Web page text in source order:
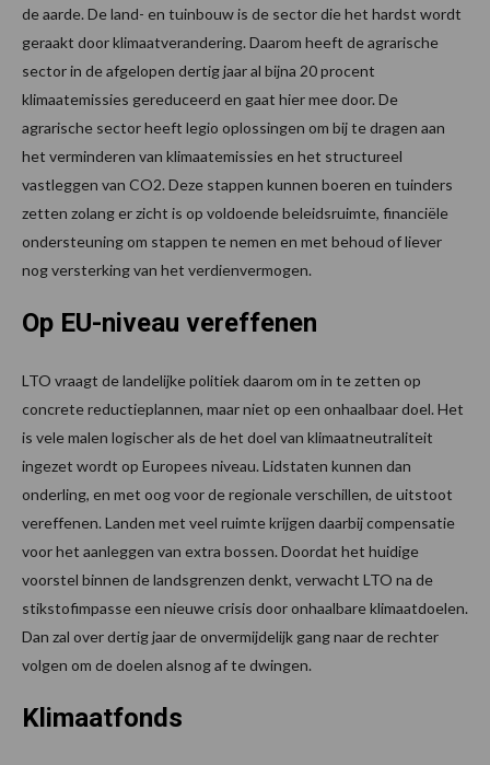
de aarde. De land- en tuinbouw is de sector die het hardst wordt
geraakt door klimaatverandering. Daarom heeft de agrarische
sector in de afgelopen dertig jaar al bijna 20 procent
klimaatemissies gereduceerd en gaat hier mee door. De
agrarische sector heeft legio oplossingen om bij te dragen aan
het verminderen van klimaatemissies en het structureel
vastleggen van CO2. Deze stappen kunnen boeren en tuinders
zetten zolang er zicht is op voldoende beleidsruimte, financiële
ondersteuning om stappen te nemen en met behoud of liever
nog versterking van het verdienvermogen.
Op EU-niveau vereffenen
LTO vraagt de landelijke politiek daarom om in te zetten op
concrete reductieplannen, maar niet op een onhaalbaar doel. Het
is vele malen logischer als de het doel van klimaatneutraliteit
ingezet wordt op Europees niveau. Lidstaten kunnen dan
onderling, en met oog voor de regionale verschillen, de uitstoot
vereffenen. Landen met veel ruimte krijgen daarbij compensatie
voor het aanleggen van extra bossen. Doordat het huidige
voorstel binnen de landsgrenzen denkt, verwacht LTO na de
stikstofimpasse een nieuwe crisis door onhaalbare klimaatdoelen.
Dan zal over dertig jaar de onvermijdelijk gang naar de rechter
volgen om de doelen alsnog af te dwingen.
Klimaatfonds